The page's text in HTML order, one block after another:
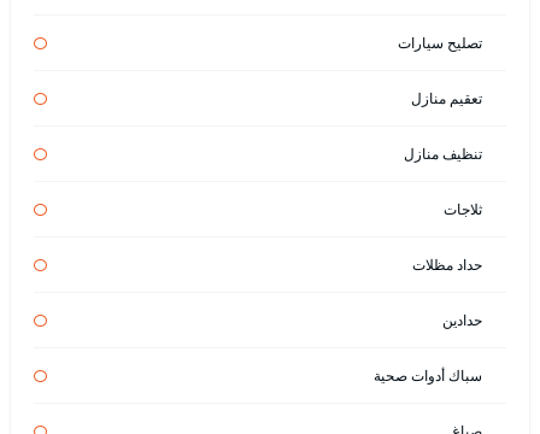
تصليح سيارات
تعقيم منازل
تنظيف منازل
ثلاجات
حداد مظلات
حدادين
سباك أدوات صحية